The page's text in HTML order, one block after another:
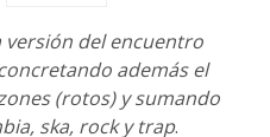
versión del encuentro
además el
(rotos) y sumando
ska, rock y trap.